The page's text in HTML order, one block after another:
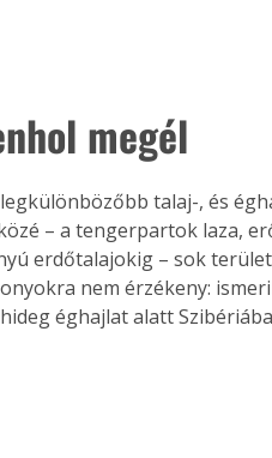
megél
talaj-, és
– a tengerpartok laza,
erdőtalajokig – sok terület
nem érzékeny:
éghajlat alatt